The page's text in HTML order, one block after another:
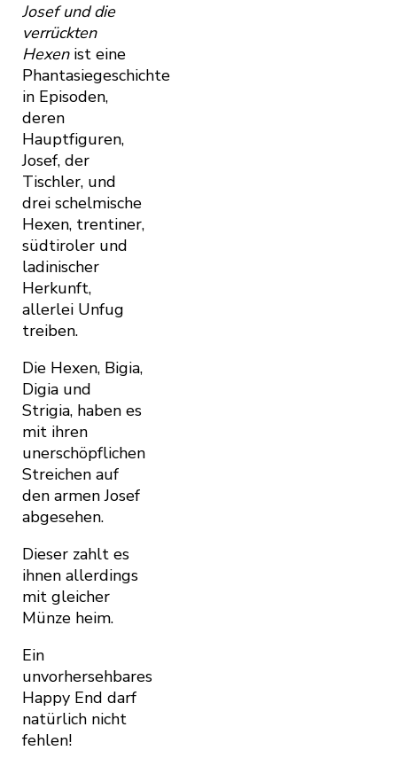
Josef und die
verrückten
Hexenist eine
Phantasiegeschichte
in Episoden,
deren
Hauptfiguren,
Josef, der
Tischler, und
drei schelmische
Hexen, trentiner,
südtiroler und
ladinischer
Herkunft,
allerlei Unfug
treiben.
Die Hexen, Bigia,
Digia und
Strigia, haben es
mit ihren
unerschöpflichen
Streichen auf
den armen Josef
abgesehen.
Dieser zahlt es
ihnen allerdings
mit gleicher
Münze heim.
Ein
unvorhersehbares
Happy End darf
natürlich nicht
fehlen!